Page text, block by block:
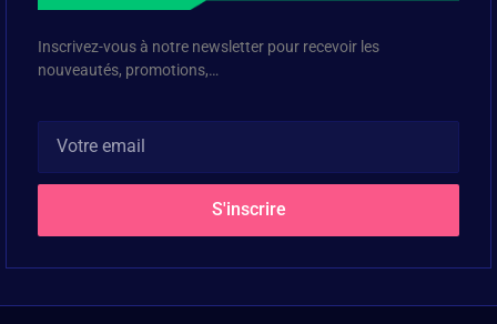
Inscrivez-vous à notre newsletter pour recevoir les
nouveautés, promotions,…
S'inscrire